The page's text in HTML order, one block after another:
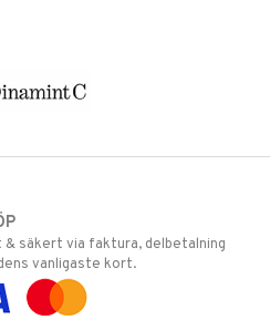
& säkert via faktura, delbetalning
vanligaste kort.